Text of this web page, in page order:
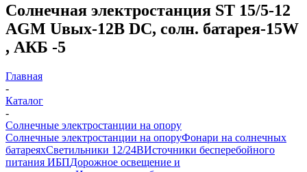
Солнечная электростанция ST 15/5-12
AGM Uвых-12В DC, солн. батарея-15W
, АКБ -5
Главная
-
Каталог
-
Солнечные электростанции на опору
Солнечные электростанции на опоруФонари на солнечных
батареяхСветильники 12/24ВИсточники бесперебойного
питания ИБПДорожное освещение и